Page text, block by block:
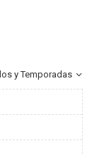
y Temporadas